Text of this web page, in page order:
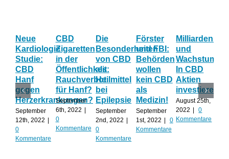
Neue
Kardiologie
Studie:
CBD
Hanf
gegen
Herzerkrankungen?
September
12th, 2022
0
Kommentare
CBD
Zigaretten
in der
Öffentlichkeit:
Rauchverbot
für Hanf?
September
6th, 2022
0
Kommentare
Die
Besonderheiten
von CBD
als
Heilmittel
bei
Epilepsie
September
2nd, 2022
0
Kommentare
Förster
und FBI:
Behörden
wollen
kein CBD
als
Medizin!
September
1st, 2022
0
Kommentare
und
Wachstum:
In CBD
Aktien
investieren?
August 25th,
2022
0
Kommentare